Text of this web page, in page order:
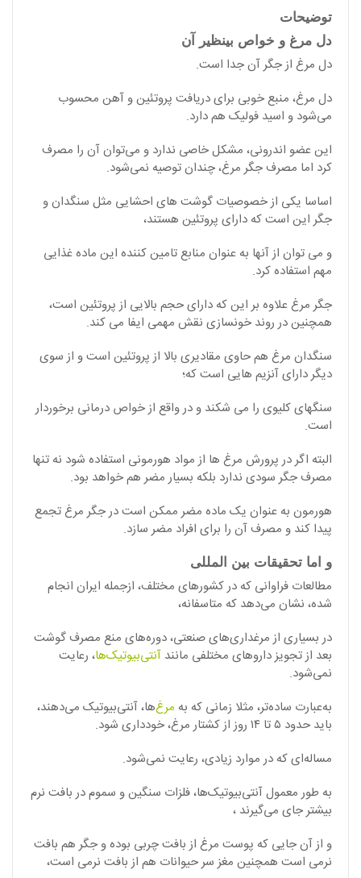
توضیحات
دل مرغ و خواص بینظیر آن
دل مرغ از جگر آن جدا است.
دل مرغ، منبع خوبی برای دریافت پروتئین و آهن محسوب
می‌شود و اسید فولیک هم دارد.
این عضو اندرونی، مشکل خاصی ندارد و می‌توان آن را مصرف
کرد اما مصرف جگر مرغ، چندان توصیه نمی‌شود.
اساسا یکی از خصوصیات گوشت های احشایی مثل سنگدان و
جگر این است که دارای پروتئین هستند،
و می توان از آنها به عنوان منابع تامین کننده این ماده غذایی
مهم استفاده کرد.
جگر مرغ علاوه بر این که دارای حجم بالایی از پروتئین است،
همچنین در روند خونسازی نقش مهمی ایفا می کند.
سنگدان مرغ هم حاوی مقادیری بالا از پروتئین است و از سوی
دیگر دارای آنزیم هایی است که؛
سنگهای کلیوی را می شکند و در واقع از خواص درمانی برخوردار
است.
البته اگر در پرورش مرغ ها از مواد هورمونی استفاده شود نه تنها
مصرف جگر سودی ندارد بلکه بسیار مضر هم خواهد بود.
هورمون به عنوان یک ماده مضر ممکن است در جگر مرغ تجمع
پیدا کند و مصرف آن را برای افراد مضر سازد.
و اما تحقیقات بین المللی
مطالعات فراوانی که در کشورهای مختلف، ازجمله ایران انجام
شده، نشان می‌دهد که متاسفانه،
در بسیاری از مرغداری‌های صنعتی، دوره‌های منع مصرف گوشت
بعد از تجویز داروهای مختلفی مانند آنتی‌بیوتیک‌ها، رعایت
نمی‌شود.
به‌عبارت ساده‌تر، مثلا زمانی که به مرغ‌ها، آنتی‌بیوتیک می‌دهند،
باید حدود ۵ تا ۱۴ روز از کشتار مرغ، خودداری شود.
مساله‌ای که در موارد زیادی، رعایت نمی‌شود.
به طور معمول آنتی‌بیوتیک‌ها، فلزات سنگین و سموم در بافت نرم
بیشتر جای می‌گیرند ،
و از آن جایی که پوست مرغ از بافت چربی بوده و جگر هم بافت
نرمی است همچنین مغز سر حیوانات هم از بافت نرمی است،